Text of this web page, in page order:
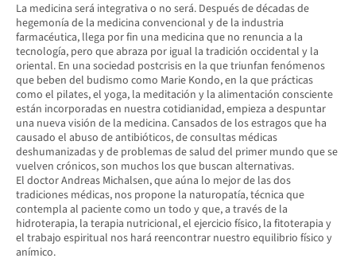
La medicina será integrativa o no será. Después de décadas de
hegemonía de la medicina convencional y de la industria
farmacéutica, llega por fin una medicina que no renuncia a la
tecnología, pero que abraza por igual la tradición occidental y la
oriental. En una sociedad postcrisis en la que triunfan fenómenos
que beben del budismo como Marie Kondo, en la que prácticas
como el pilates, el yoga, la meditación y la alimentación consciente
están incorporadas en nuestra cotidianidad, empieza a despuntar
una nueva visión de la medicina. Cansados de los estragos que ha
causado el abuso de antibióticos, de consultas médicas
deshumanizadas y de problemas de salud del primer mundo que se
vuelven crónicos, son muchos los que buscan alternativas.
El doctor Andreas Michalsen, que aúna lo mejor de las dos
tradiciones médicas, nos propone la naturopatía, técnica que
contempla al paciente como un todo y que, a través de la
hidroterapia, la terapia nutricional, el ejercicio físico, la fitoterapia y
el trabajo espiritual nos hará reencontrar nuestro equilibrio físico y
anímico.